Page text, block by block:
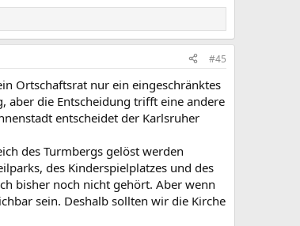
#45
Ortschaftsrat nur ein eingeschränktes
aber die Entscheidung trifft eine andere
entscheidet der Karlsruher
des Turmbergs gelöst werden
des Kinderspielplatzes und des
bisher noch nicht gehört. Aber wenn
sein. Deshalb sollten wir die Kirche